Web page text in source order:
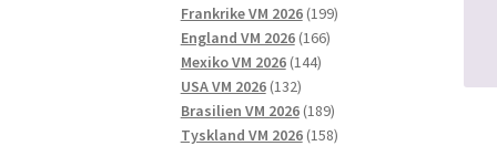
produkter
Frankrike VM 2026 199199
England VM 2026 166166
Mexiko VM 2026 144144
USA VM 2026 132132
produkter
Brasilien VM 2026 189189
produkter
Tyskland VM 2026 158158